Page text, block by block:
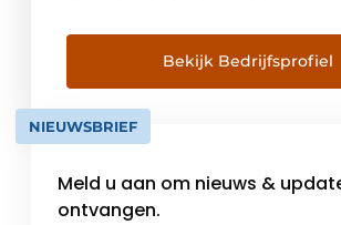
Aansluittechnologie,
automatiseringstechnologie,
Electronic: al meer dan 60 jaar
we engineering met innovatie en
ondersteunen we onze klanten als
Het resultaat […]
Bekijk Bedrijfsprofiel
NIEUWSBRIEF
Meld u aan om nieuws &
ontvangen.